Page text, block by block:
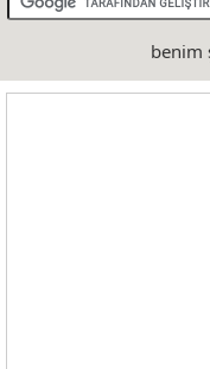
AVRUPA
benim